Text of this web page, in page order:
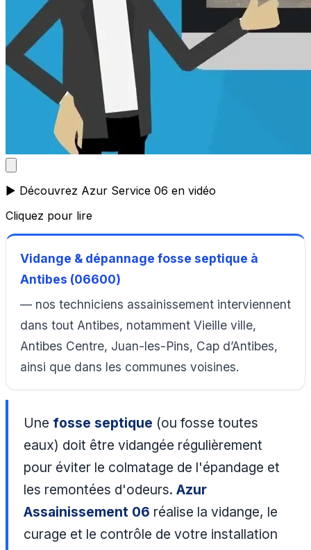
▶️ Découvrez Azur Service 06 en vidéo
Cliquez pour lire
Vidange & dépannage fosse septique à
Antibes (06600)
— nos techniciens assainissement interviennent
dans tout Antibes, notamment Vieille ville,
Antibes Centre, Juan-les-Pins, Cap d’Antibes,
ainsi que dans les communes voisines.
Une fosse septique (ou fosse toutes
eaux) doit être vidangée régulièrement
pour éviter le colmatage de l'épandage et
les remontées d'odeurs.Azur
Assainissement 06 réalise la vidange, le
curage et le contrôle de votre installation